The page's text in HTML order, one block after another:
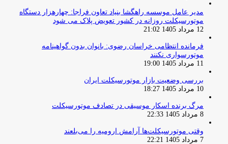
مدیر عامل موسسه راهگشا بنیاد تعاون فراجا: چهارهزار دستگاه
موتورسیکلت روزانه در کشور تعویض پلاک می شود
12 مرداد 1405 21:02
فرمانده انتظامی خراسان رضوی: بانوان بدون گواهینامه
موتورسواری نکنند
11 مرداد 1405 19:00
بررسی وضعیت بازار موتورسیکلت ایران
10 مرداد 1405 18:27
مرگ برنده اسکار موسیقی در تصادف موتورسیکلت
8 مرداد 1405 22:33
وقتی موتورسیکلت‌ها آرامش ارومیه را می‌بلعند
7 مرداد 1405 22:21